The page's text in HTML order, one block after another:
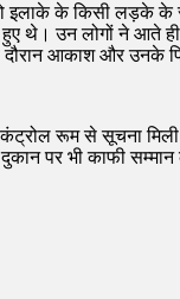
इलाके के किसी लड़के
थे। उन लोगों ने आते ही
आकाश और उनके
रूम से सूचना
पर भी काफी